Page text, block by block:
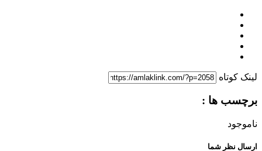
لینک کوتاه
برچسب ها :
ناموجود
ارسال نظر شما